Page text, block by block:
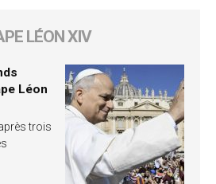
LÉON XIV
Léon
trois